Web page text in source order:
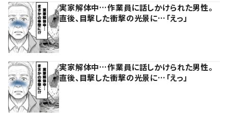
実家解体中…作業員に話しかけられた男性。
直後、目撃した衝撃の光景に…「えっ」
実家解体中…作業員に話しかけられた男性。
直後、目撃した衝撃の光景に…「えっ」